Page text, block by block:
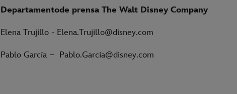
Departamentode prensa The Walt Disney Company
Elena Trujillo - Elena.Trujillo@disney.com
Pablo García – Pablo.Garcia@disney.com